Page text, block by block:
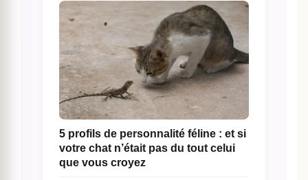
5 profils de personnalité féline : et si
votre chat n’était pas du tout celui
que vous croyez